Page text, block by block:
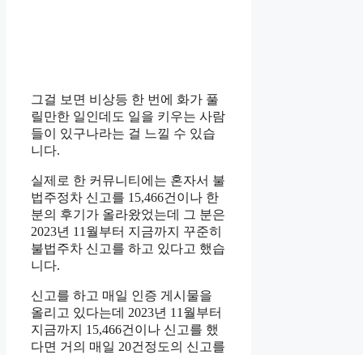
그걸 보면 비상등 한 번에 화가 풀
릴만한 일인데도 일을 키우는 사람
들이 있구나라는 걸 느낄 수 있습
니다.
실제로 한 커뮤니티에는 혼자서 불
법주정차 신고를 15,466건이나 한
분의 후기가 올라왔었는데 그 분은
2023년 11월부터 지금까지 꾸준히
불법주차 신고를 하고 있다고 했습
니다.
신고를 하고 매일 인증 게시물을
올리고 있다는데 2023년 11월부터
지금까지 15,466건이나 신고를 했
다면 거의 매일 20건정도의 신고를